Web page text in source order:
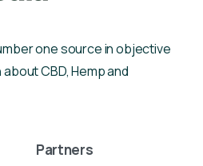
one source in objective
CBD, Hemp and
Partners